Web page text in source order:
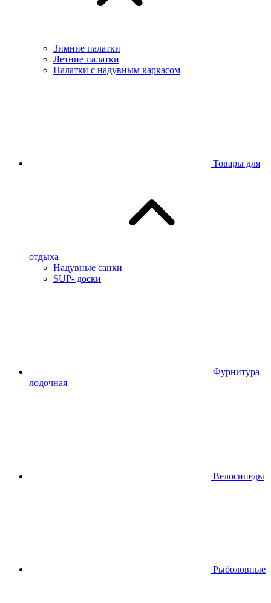
Зимние палатки
Летние палатки
Палатки с надувным каркасом
Товары для
отдыха
Надувные санки
SUP- доски
Фурнитура
лодочная
Велосипеды
Рыболовные